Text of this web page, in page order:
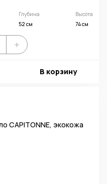
Глубина
52 см
Высота
74 см
В корзину
CAPITONNE, экокожа